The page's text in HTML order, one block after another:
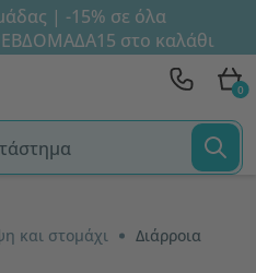
| -15% σε όλα
ΕΒΔΟΜΑΔΑ15 στο καλάθι
0
και στομάχι Διάρροια